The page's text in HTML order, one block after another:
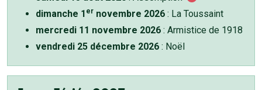
dimanche 1 er novembre 2026 : La Toussaint
mercredi 11 novembre 2026 : Armistice de 1918
vendredi 25 décembre 2026 : Noël